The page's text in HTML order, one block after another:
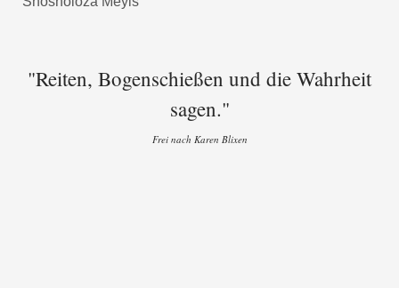
"Reiten, Bogenschießen und die Wahrheit
sagen."
Frei nach Karen Blixen